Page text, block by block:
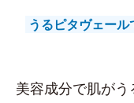
うるピタヴェール
美容成分で肌が